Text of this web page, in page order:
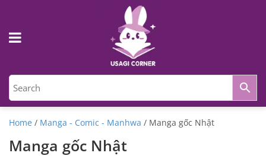
Home / Manga - Comic - Manhwa / Manga gốc Nhật
Manga gốc Nhật